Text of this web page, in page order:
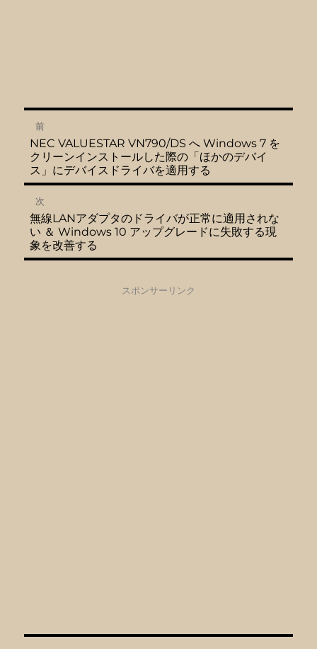
投
稿
ナ
ビ
ゲ
前
前
の
投
稿:
NEC VALUESTAR VN790/DS へ Windows 7 を
クリーンインストールした際の「ほかのデバイ
ス」にデバイスドライバを適用する
次
次
の
投
稿:
無線LANアダプタのドライバが正常に適用されな
い ＆ Windows 10 アップグレードに失敗する現
象を改善する
スポンサーリンク